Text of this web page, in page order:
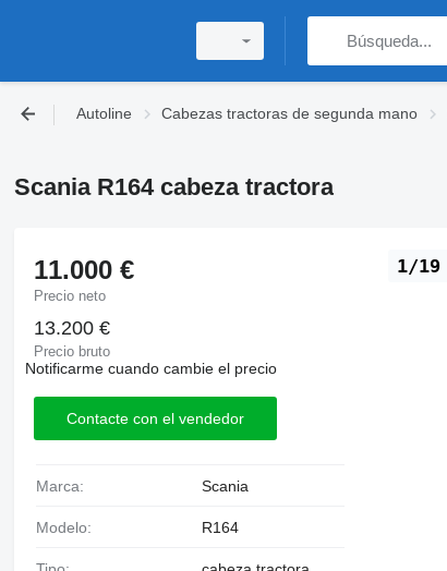
Autoline Cabezas tractoras de segunda mano
Scania R164 cabeza tractora
1/19
11.000 €
Precio neto
13.200 €
Precio bruto
Notificarme cuando cambie el precio
Contacte con el vendedor
Marca: Scania
Modelo: R164